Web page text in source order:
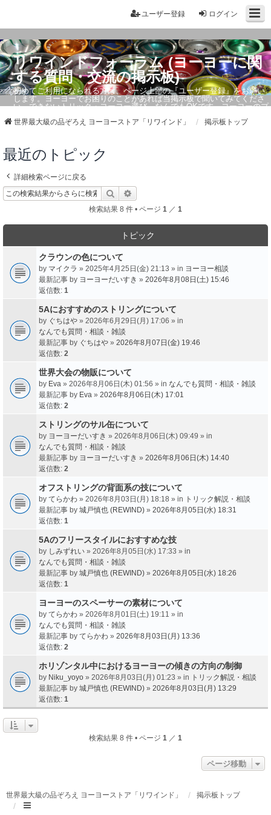
ログイン
ユーザー登録
リワインドフォーラム (ヨーヨーに関
する質問・交流の掲示板)
初めてご利用になられる方は、ページ上部の『ユーザー登録』をお願い
します。ヨーヨーでお困りのことがあれば当掲示板で聞いてみてくださ
い。できないトリック・ヨーヨー選び、なんでもOKです。ヨーヨーのプ
世界最大級の品ぞろえ ヨーヨーストア「リワインド」 掲示板トップ
最近のトピック
詳細検索ページに戻る
検索
検索結果 8 件 • ページ 1 ／ 1
トピック
クラウンの色について
by マイクラ » 2025年4月25日(金) 21:13 » in ヨーヨー相談
最新記事 by ヨーヨーだいすき » 2026年8月08日(土) 15:46
返信数: 1
5Aにおすすめのストリングについて
by ぐちはや » 2026年6月29日(月) 17:06 » in
なんでも質問・相談・雑談
最新記事 by ぐちはや » 2026年8月07日(金) 19:46
返信数: 2
世界大会の物販について
by Eva » 2026年8月06日(木) 01:56 » in なんでも質問・相談・雑談
最新記事 by Eva » 2026年8月06日(木) 17:01
返信数: 2
ストリングのサル缶について
by ヨーヨーだいすき » 2026年8月06日(木) 09:49 » in
なんでも質問・相談・雑談
最新記事 by ヨーヨーだいすき » 2026年8月06日(木) 14:40
返信数: 2
オフストリングの背面系の技について
by てらかわ » 2026年8月03日(月) 18:18 » in トリック解説・相談
最新記事 by 城戸慎也 (REWIND) » 2026年8月05日(水) 18:31
返信数: 1
5Aのフリースタイルにおすすめな技
by しみずれい » 2026年8月05日(水) 17:33 » in
なんでも質問・相談・雑談
最新記事 by 城戸慎也 (REWIND) » 2026年8月05日(水) 18:26
返信数: 1
ヨーヨーのスペーサーの素材について
by てらかわ » 2026年8月01日(土) 19:11 » in
なんでも質問・相談・雑談
最新記事 by てらかわ » 2026年8月03日(月) 13:36
返信数: 2
ホリゾンタル中におけるヨーヨーの傾きの方向の制御
by Niku_yoyo » 2026年8月03日(月) 01:23 » in トリック解説・相談
最新記事 by 城戸慎也 (REWIND) » 2026年8月03日(月) 13:29
返信数: 1
検索結果 8 件 • ページ 1 ／ 1
ページ移動
世界最大級の品ぞろえ ヨーヨーストア「リワインド」 掲示板トップ